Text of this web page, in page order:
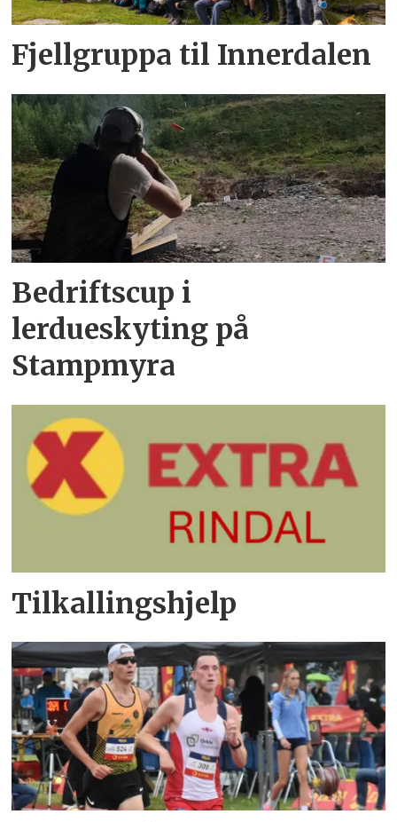
Fjellgruppa til Innerdalen
Bedriftscup i
lerdueskyting på
Stampmyra
Tilkallingshjelp